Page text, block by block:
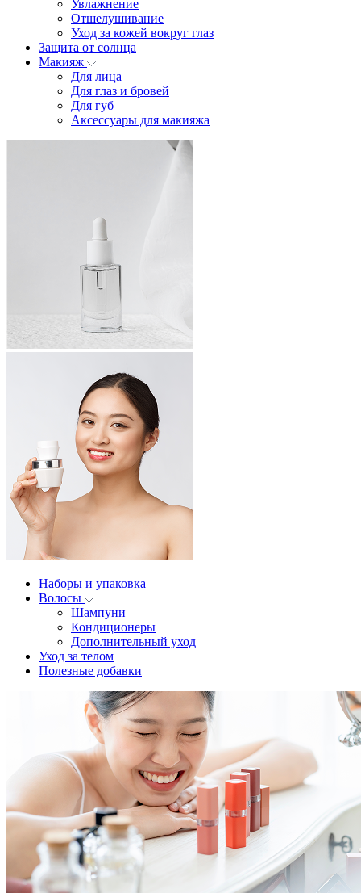
Увлажнение
Отшелушивание
Уход за кожей вокруг глаз
Защита от солнца
Макияж
Для лица
Для глаз и бровей
Для губ
Аксессуары для макияжа
Наборы и упаковка
Волосы
Шампуни
Кондиционеры
Дополнительный уход
Уход за телом
Полезные добавки